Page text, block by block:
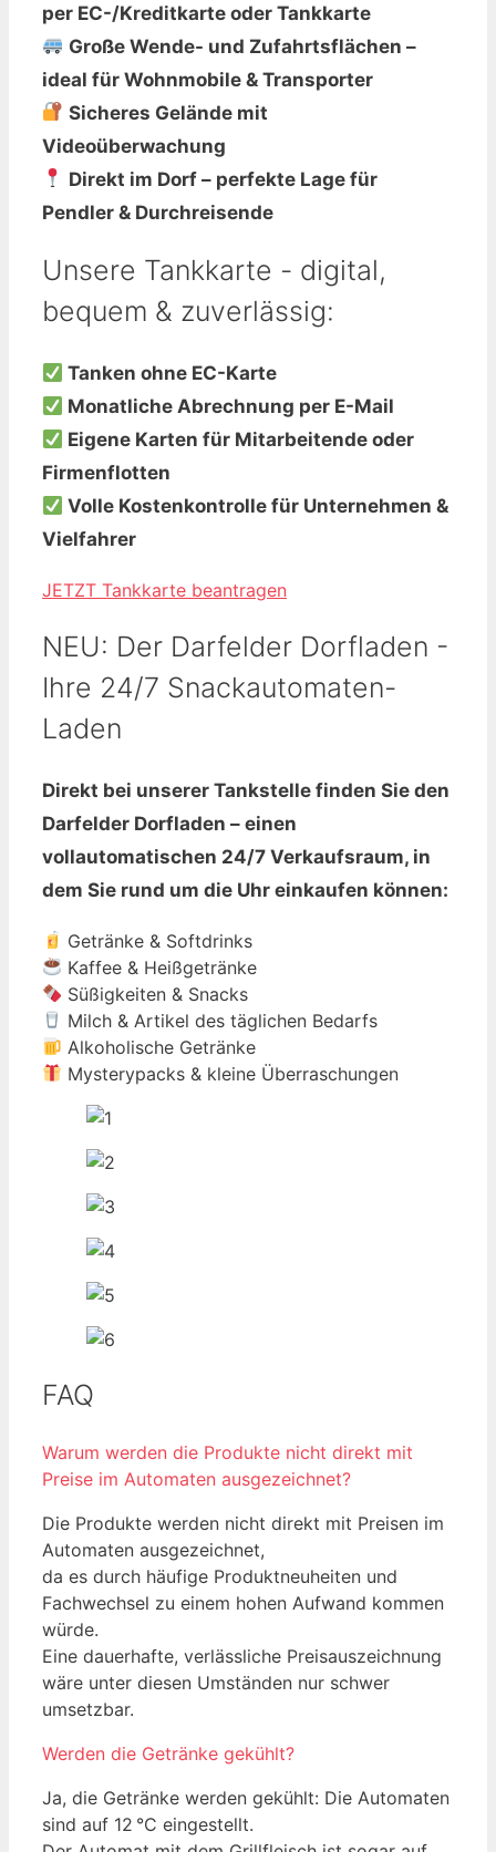
per EC-/Kreditkarte oder Tankkarte
Große Wende- und Zufahrtsflächen –
ideal für Wohnmobile & Transporter
Sicheres Gelände mit
Videoüberwachung
Direkt im Dorf – perfekte Lage für
Pendler & Durchreisende
Unsere Tankkarte - digital,
bequem & zuverlässig:
Tanken ohne EC-Karte
Monatliche Abrechnung per E-Mail
Eigene Karten für Mitarbeitende oder
Firmenflotten
Volle Kostenkontrolle für Unternehmen &
Vielfahrer
JETZT Tankkarte beantragen
NEU: Der Darfelder Dorfladen -
Ihre 24/7 Snackautomaten-
Laden
Direkt bei unserer Tankstelle finden Sie den
Darfelder Dorfladen – einen
vollautomatischen 24/7 Verkaufsraum, in
dem Sie rund um die Uhr einkaufen können:
Getränke & Softdrinks
Kaffee & Heißgetränke
Süßigkeiten & Snacks
Milch & Artikel des täglichen Bedarfs
Alkoholische Getränke
Mysterypacks & kleine Überraschungen
FAQ
Warum werden die Produkte nicht direkt mit
Preise im Automaten ausgezeichnet?
Die Produkte werden nicht direkt mit Preisen im
Automaten ausgezeichnet,
da es durch häufige Produktneuheiten und
Fachwechsel zu einem hohen Aufwand kommen
würde.
Eine dauerhafte, verlässliche Preisauszeichnung
wäre unter diesen Umständen nur schwer
umsetzbar.
Werden die Getränke gekühlt?
Ja, die Getränke werden gekühlt: Die Automaten
sind auf 12 °C eingestellt.